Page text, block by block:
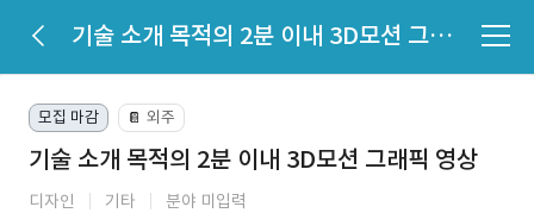
기술 소개 목적의 2분 이내 3D모션 그래픽 영상
모집 마감 📔 외주
기술 소개 목적의 2분 이내 3D모션 그래픽 영상
디자인 기타 분야 미입력